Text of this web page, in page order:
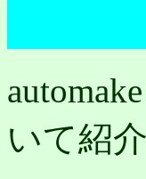
いて紹